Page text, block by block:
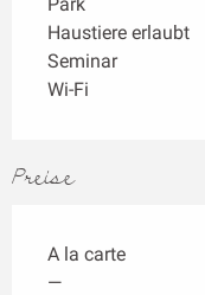
Haustiere erlaubt
Seminar
Wi-Fi
Preise
A la carte
—